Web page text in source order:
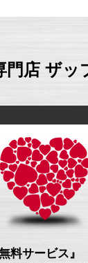
門店 ザ
料サービス』